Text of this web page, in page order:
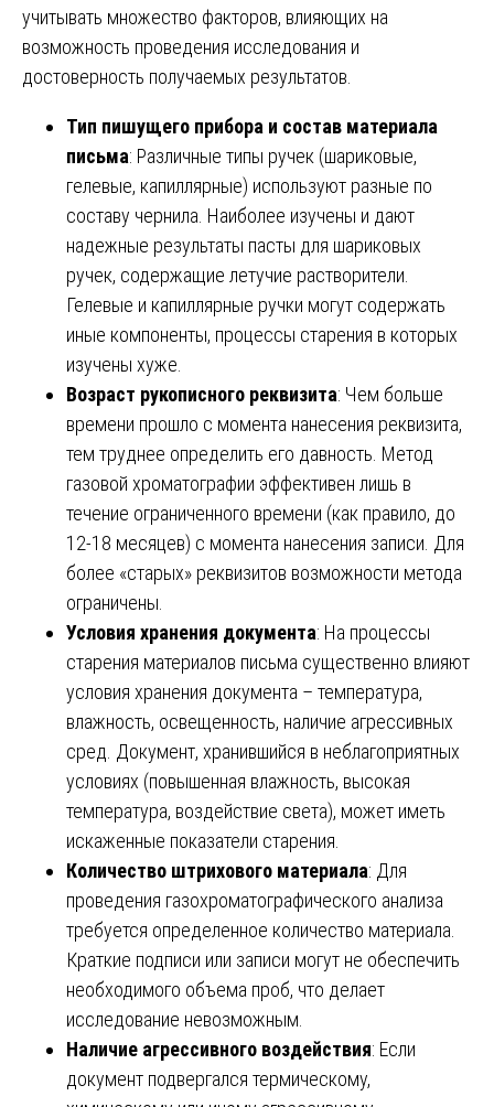
учитывать множество факторов, влияющих на
возможность проведения исследования и
достоверность получаемых результатов.
Тип пишущего прибора и состав материала
письма: Различные типы ручек (шариковые,
гелевые, капиллярные) используют разные по
составу чернила. Наиболее изучены и дают
надежные результаты пасты для шариковых
ручек, содержащие летучие растворители.
Гелевые и капиллярные ручки могут содержать
иные компоненты, процессы старения в которых
изучены хуже.
Возраст рукописного реквизита: Чем больше
времени прошло с момента нанесения реквизита,
тем труднее определить его давность. Метод
газовой хроматографии эффективен лишь в
течение ограниченного времени (как правило, до
12-18 месяцев) с момента нанесения записи. Для
более «старых» реквизитов возможности метода
ограничены.
Условия хранения документа: На процессы
старения материалов письма существенно влияют
условия хранения документа – температура,
влажность, освещенность, наличие агрессивных
сред. Документ, хранившийся в неблагоприятных
условиях (повышенная влажность, высокая
температура, воздействие света), может иметь
искаженные показатели старения.
Количество штрихового материала: Для
проведения газохроматографического анализа
требуется определенное количество материала.
Краткие подписи или записи могут не обеспечить
необходимого объема проб, что делает
исследование невозможным.
Наличие агрессивного воздействия: Если
документ подвергался термическому,